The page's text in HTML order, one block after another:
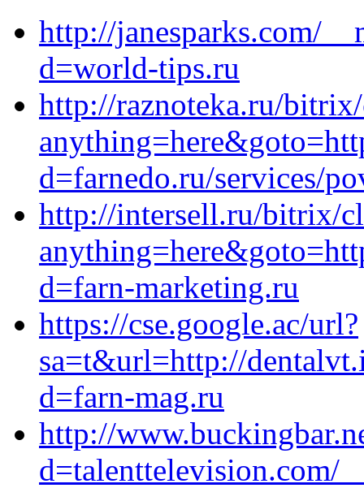
http://janesparks.com/
d=world-tips.ru
http://raznoteka.ru/
d=farnedo.ru/services/
http://intersell.ru/bitrix/
d=farn-marketing.ru
https://cse.google.ac/url?
sa=t&url=http://
d=farn-mag.ru
http://
d=talenttelevision.com/